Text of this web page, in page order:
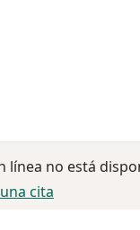
línea no está
cita